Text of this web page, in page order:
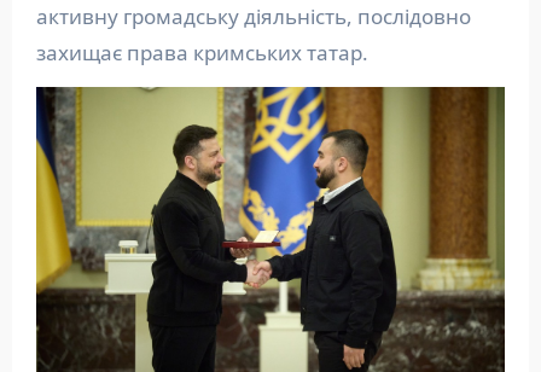
активну громадську діяльність, послідовно
захищає права кримських татар.